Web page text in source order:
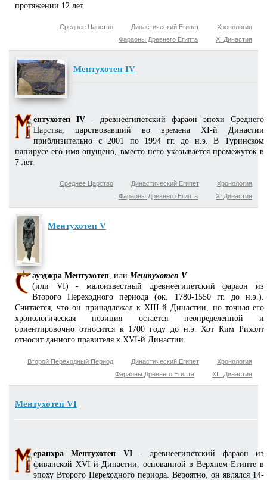
протяжении 12 лет.
Хронология
Династический Египет
Среднее Царство
XI Династия
Фараоны Древнего Египта
Ментухотеп IV
ентухотеп IV - древнеегипетский фараон эпохи Среднего
Царства, царствовавший во времена XI-й Династии
приблизительно с 2001 по 1994 гг. до н.э. В Туринском
папирусе его имя опущено, вместо него указывается промежуток в
7 лет.
Хронология
Династический Египет
Среднее Царство
XI Династия
Фараоны Древнего Египта
Ментухотеп V
ауэджра Ментухотеп, или Ментухотеп V
(или VI) - малоизвестный древнеегипетский фараон из
Второго Переходного периода (ок. 1780-1550 гг. до н.э.).
Считается, что он принадлежал к XIII-й Династии, но точная его
хронологическая позиция остается неопределенной и
ориентировочно относится к 1700 году до н.э. Хот Ким Рихолт
относит данного правителя к XVI-й Династии.
Хронология
Династический Египет
Второй Переходный Период
XIII Династия
Фараоны Древнего Египта
Ментухотеп VI
еранхра Ментухотеп VI- древнеегипетский фараон из
фиванской XVI-й Династии, основанной в Верхнем Египте в
эпоху Второго Переходного периода. Вероятно, он являлся 14-